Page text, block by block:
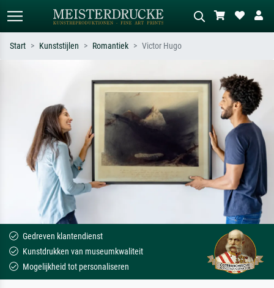
Zoek op kunstenaar, titel of stijl – bijv.
Monet, Sterrennacht, impressionisme,
Hokusai-golf, naakt.
Beschrijf de scène – bijv. groene
weide, abstract met veel rood, donker
olieverfschilderij, staand naakt naast
een boom.
Start Kunststijlen Romantiek Victor Hugo
Gedreven klantendienst
Kunstdrukken van museumkwaliteit
Mogelijkheid tot personaliseren